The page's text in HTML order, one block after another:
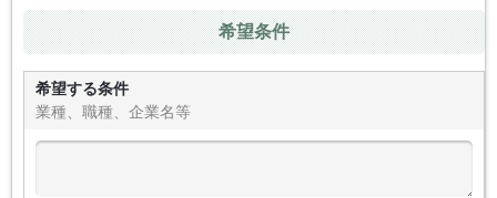
希望条件
希望する条件
業種、職種、企業名等